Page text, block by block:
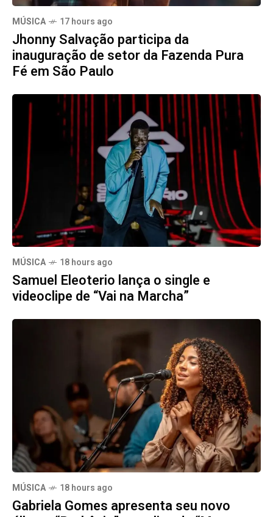
MÚSICA 17 hours ago
Jhonny Salvação participa da
inauguração de setor da Fazenda Pura
Fé em São Paulo
MÚSICA 18 hours ago
Samuel Eleoterio lança o single e
videoclipe de “Vai na Marcha”
MÚSICA 18 hours ago
Gabriela Gomes apresenta seu novo